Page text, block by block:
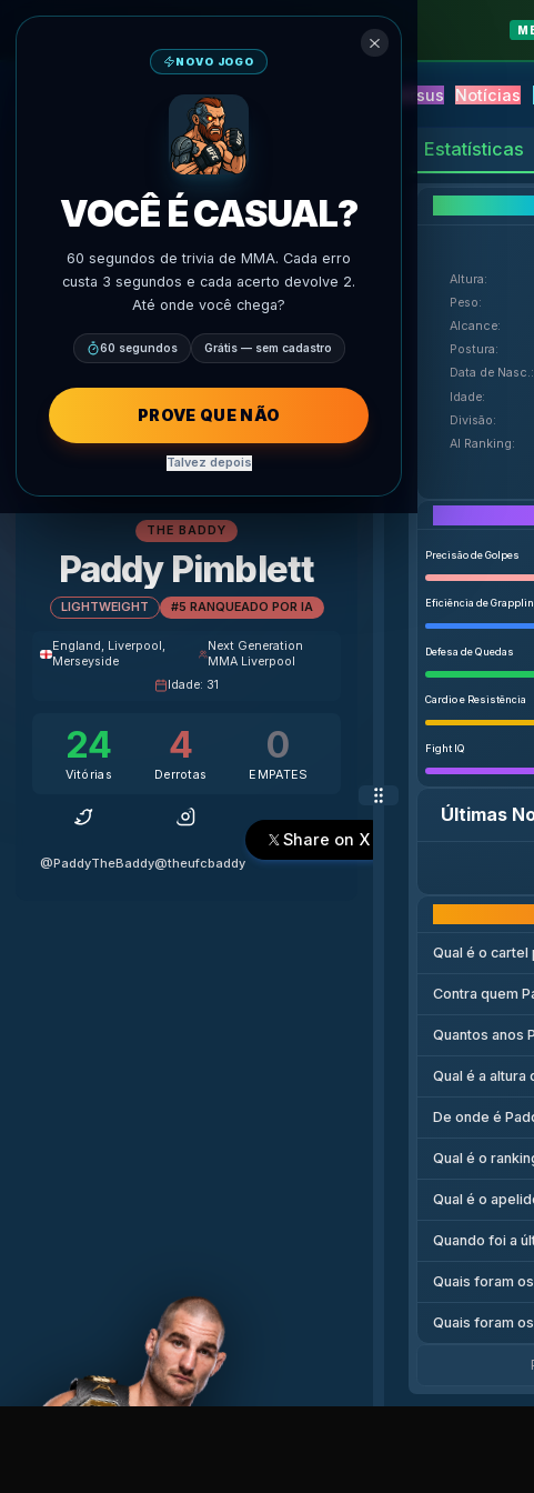
Previsoes IA Blitz Eventos Versus Notícias
agentmma.com
THE BADDY
Paddy Pimblett
LIGHTWEIGHT #5 RANQUEADO POR IA
England, Liverpool,
Merseyside
Next Generation
MMA Liverpool
Idade: 31
24
Vitórias
4
Derrotas
0
EMPATES
@PaddyTheBaddy@theufcbaddy
Share on X
Estatísticas
Altura:
Peso:
Alcance:
Postura:
Data de Nasc.:
Idade:
Divisão:
AI Ranking:
Precisão de Golpes
Eficiência de
Defesa de Quedas
Cardio e Resistência
Fight IQ
Últimas
Qual é o
Contra quem
Quantos anos
Qual é a altura
De onde é
Qual é o
Qual é o
Quando foi a
Quais foram
Quais foram
NOVO JOGO
VOCÊ É CASUAL?
60 segundos de trivia de MMA. Cada erro
custa 3 segundos e cada acerto devolve 2.
Até onde você chega?
60 segundos Grátis — sem cadastro
PROVE QUE NÃO
Talvez depois